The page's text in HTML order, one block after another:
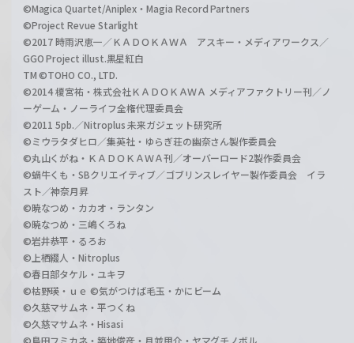
©Magica Quartet/Aniplex・Magia Record Partners
©Project Revue Starlight
©2017 時雨沢恵一／ＫＡＤＯＫＡＷＡ アスキー・メディアワークス／
GGO Project illust.黒星紅白
TM ©TOHO CO., LTD.
©2014 榎宮祐・株式会社ＫＡＤＯＫＡＷＡ メディアファクトリー刊／ノ
ーゲーム・ノーライフ全権代理委員会
©2011 5pb.／Nitroplus 未来ガジェット研究所
©ミウラタダヒロ／集英社・ゆらぎ荘の幽奈さん製作委員会
©丸山くがね・ＫＡＤＯＫＡＷＡ刊／オーバーロード2製作委員会
©蝸牛くも・SBクリエイティブ／ゴブリンスレイヤー製作委員会 イラ
スト／神奈月昇
©暁なつめ・カカオ・ランタン
©暁なつめ・三嶋くろね
©岩井恭平・るろお
©上栖綴人・Nitroplus
©春日部タケル・ユキヲ
©枯野瑛・ｕｅ ©気がつけば毛玉・かにビーム
©久慈マサムネ・平つくね
©久慈マサムネ・Hisasi
©島田フミカネ・築地俊彦・月並甲介・ヤマグチノボル